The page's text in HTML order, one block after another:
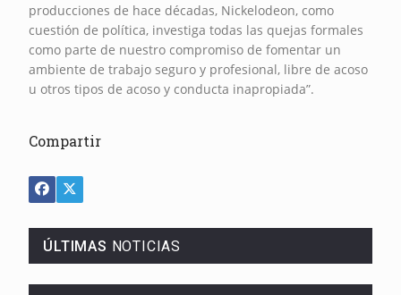
producciones de hace décadas, Nickelodeon, como
cuestión de política, investiga todas las quejas formales
como parte de nuestro compromiso de fomentar un
ambiente de trabajo seguro y profesional, libre de acoso
u otros tipos de acoso y conducta inapropiada”.
Compartir
ÚLTIMAS NOTICIAS